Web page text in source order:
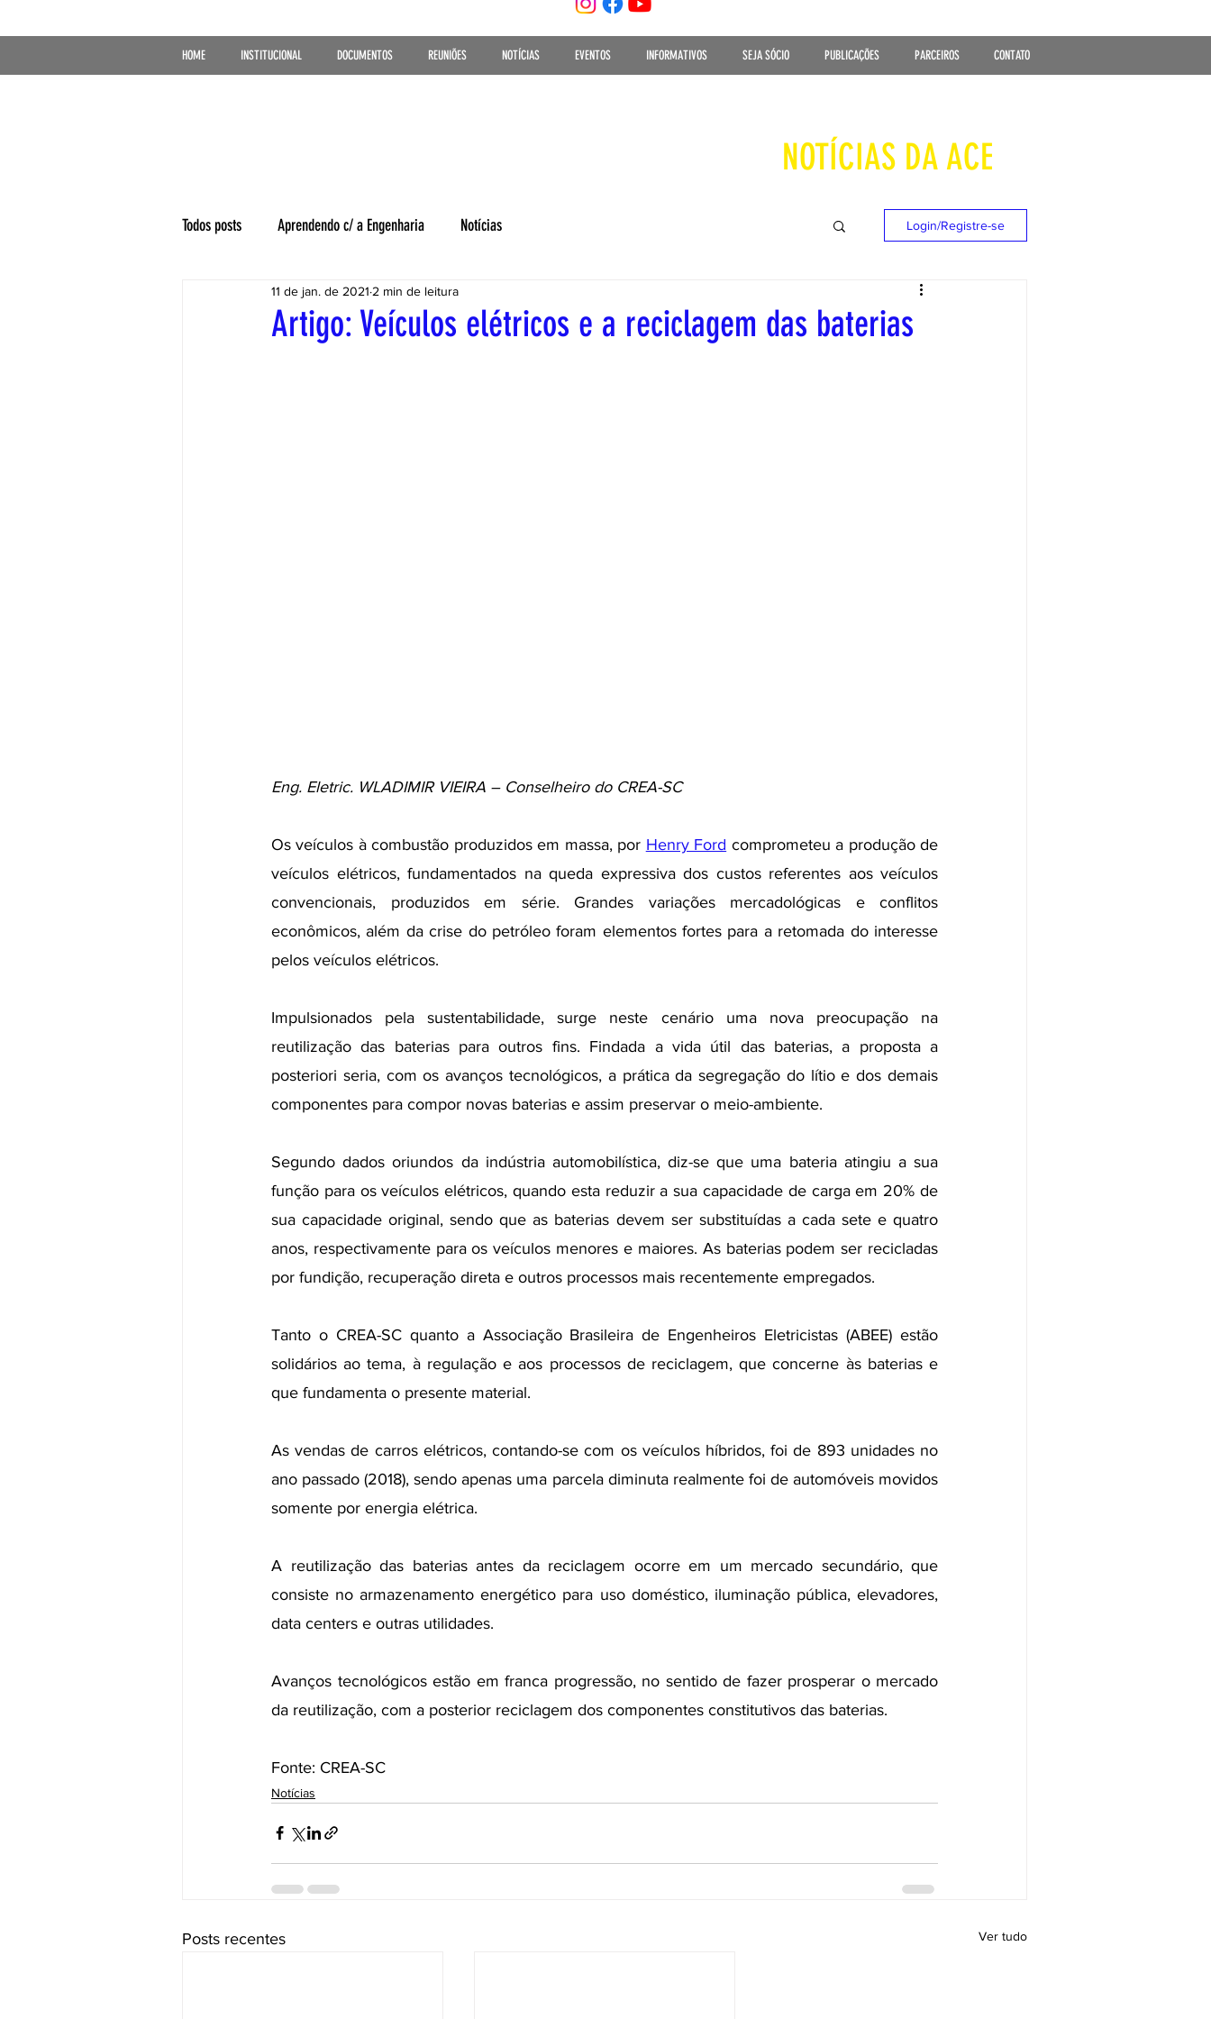
HOME INSTITUCIONAL DOCUMENTOS REUNIÕES NOTÍCIAS EVENTOS INFORMATIVOS SEJA SÓCIO PUBLICAÇÕES PARCEIROS CONTATO
NOTÍCIAS DA ACE
Todos posts Aprendendo c/ a Engenharia Notícias Login/Registre-se
Artigo: Veículos elétricos e a reciclagem das baterias
11 de jan. de 2021 2 min de leitura
Eng. Eletric. WLADIMIR VIEIRA – Conselheiro do CREA-SC
Os veículos à combustão produzidos em massa, por Henry Ford comprometeu a produção de
veículos elétricos, fundamentados na queda expressiva dos custos referentes aos veículos
convencionais, produzidos em série. Grandes variações mercadológicas e conflitos
econômicos, além da crise do petróleo foram elementos fortes para a retomada do interesse
pelos veículos elétricos.
Impulsionados pela sustentabilidade, surge neste cenário uma nova preocupação na
reutilização das baterias para outros fins. Findada a vida útil das baterias, a proposta a
posteriori seria, com os avanços tecnológicos, a prática da segregação do lítio e dos demais
componentes para compor novas baterias e assim preservar o meio-ambiente.
Segundo dados oriundos da indústria automobilística, diz-se que uma bateria atingiu a sua
função para os veículos elétricos, quando esta reduzir a sua capacidade de carga em 20% de
sua capacidade original, sendo que as baterias devem ser substituídas a cada sete e quatro
anos, respectivamente para os veículos menores e maiores. As baterias podem ser recicladas
por fundição, recuperação direta e outros processos mais recentemente empregados.
Tanto o CREA-SC quanto a Associação Brasileira de Engenheiros Eletricistas (ABEE) estão
solidários ao tema, à regulação e aos processos de reciclagem, que concerne às baterias e
que fundamenta o presente material.
As vendas de carros elétricos, contando-se com os veículos híbridos, foi de 893 unidades no
ano passado (2018), sendo apenas uma parcela diminuta realmente foi de automóveis movidos
somente por energia elétrica.
A reutilização das baterias antes da reciclagem ocorre em um mercado secundário, que
consiste no armazenamento energético para uso doméstico, iluminação pública, elevadores,
data centers e outras utilidades.
Avanços tecnológicos estão em franca progressão, no sentido de fazer prosperar o mercado
da reutilização, com a posterior reciclagem dos componentes constitutivos das baterias.
Fonte: CREA-SC
Notícias
Posts recentes Ver tudo